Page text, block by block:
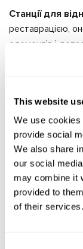
This website
We use
provide social
We also share
our social
may combine it
provided to
of their services.
Станції для
реставрацією,
елементів і
за кузовом
Станції із
робіт
на два види -
мийку, мастило,
часто
виконати більш
Станції з